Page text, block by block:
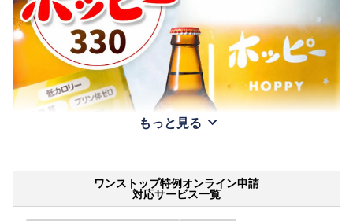
もっと見る
ワンストップ特例オンライン申請
対応サービス一覧